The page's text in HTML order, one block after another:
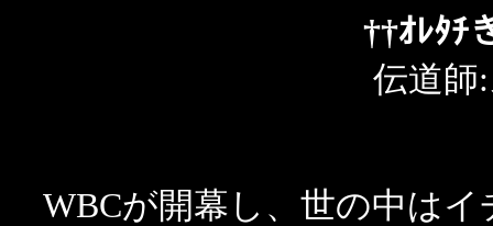
††ｵﾚﾀﾁ
伝道師
WBCが開幕し、世の中は